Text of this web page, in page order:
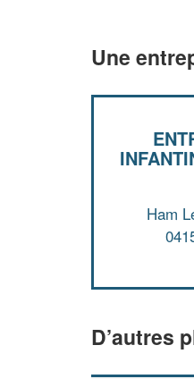
Une
Ham
D’autres